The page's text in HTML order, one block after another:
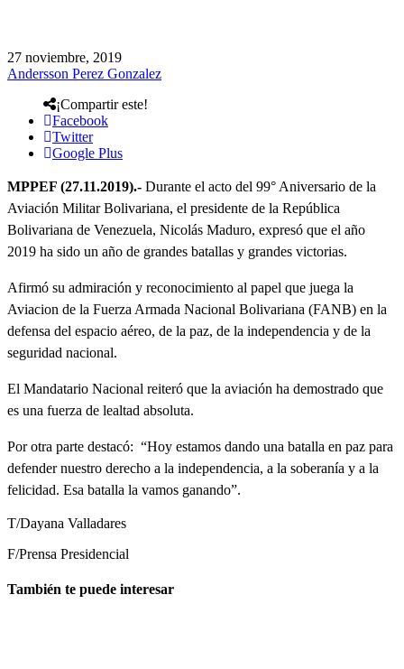
27 noviembre, 2019
Andersson Perez Gonzalez
¡Compartir este!
Facebook
Twitter
Google Plus
MPPEF (27.11.2019).- Durante el acto del 99° Aniversario de la
Aviación Militar Bolivariana, el presidente de la República
Bolivariana de Venezuela, Nicolás Maduro, expresó que el año
2019 ha sido un año de grandes batallas y grandes victorias.
Afirmó su admiración y reconocimiento al papel que juega la
Aviacion de la Fuerza Armada Nacional Bolivariana (FANB) en la
defensa del espacio aéreo, de la paz, de la independencia y de la
seguridad nacional.
El Mandatario Nacional reiteró que la aviación ha demostrado que
es una fuerza de lealtad absoluta.
Por otra parte destacó: “Hoy estamos dando una batalla en paz para
defender nuestro derecho a la independencia, a la soberanía y a la
felicidad. Esa batalla la vamos ganando”.
T/Dayana Valladares
F/Prensa Presidencial
También te puede interesar